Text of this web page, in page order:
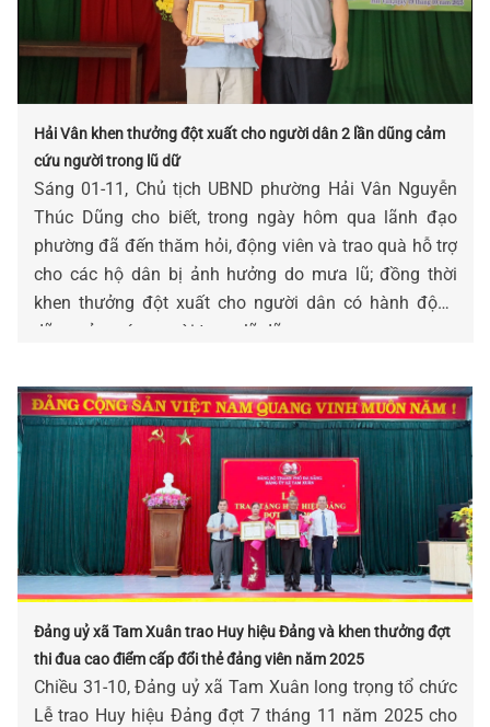
Hải Vân khen thưởng đột xuất cho người dân 2 lần dũng cảm
cứu người trong lũ dữ
Sáng 01-11, Chủ tịch UBND phường Hải Vân Nguyễn
Thúc Dũng cho biết, trong ngày hôm qua lãnh đạo
phường đã đến thăm hỏi, động viên và trao quà hỗ trợ
cho các hộ dân bị ảnh hưởng do mưa lũ; đồng thời
khen thưởng đột xuất cho người dân có hành động
dũng cảm cứu người trong lũ dữ.
Đảng uỷ xã Tam Xuân trao Huy hiệu Đảng và khen thưởng đợt
thi đua cao điểm cấp đổi thẻ đảng viên năm 2025
Chiều 31-10, Đảng uỷ xã Tam Xuân long trọng tổ chức
Lễ trao Huy hiệu Đảng đợt 7 tháng 11 năm 2025 cho